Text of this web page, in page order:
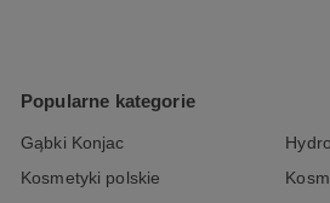
Popularne kategorie
Gąbki Konjac
Kosmetyki polskie